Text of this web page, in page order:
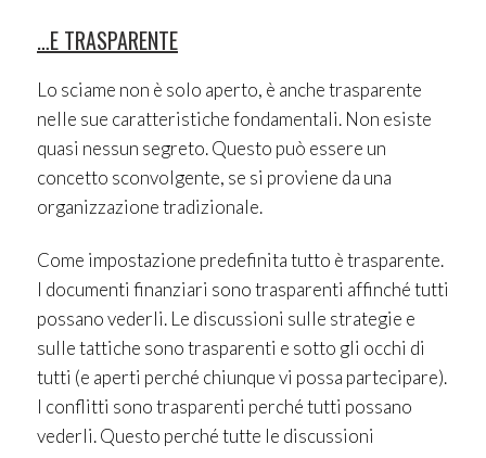
…E TRASPARENTE
Lo sciame non è solo aperto, è anche trasparente
nelle sue caratteristiche fondamentali. Non esiste
quasi nessun segreto. Questo può essere un
concetto sconvolgente, se si proviene da una
organizzazione tradizionale.
Come impostazione predefinita tutto è trasparente.
I documenti finanziari sono trasparenti affinché tutti
possano vederli. Le discussioni sulle strategie e
sulle tattiche sono trasparenti e sotto gli occhi di
tutti (e aperti perché chiunque vi possa partecipare).
I conflitti sono trasparenti perché tutti possano
vederli. Questo perché tutte le discussioni